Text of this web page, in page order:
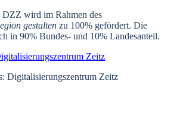
wird im Rahmen des
gestalten zu 100% gefördert. Die
in 90% Bundes- und 10% Landesanteil.
Zeitz
Digitalisierungszentrum Zeitz